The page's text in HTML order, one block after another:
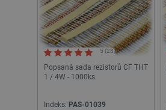
5 (28)
Popsaná sada rezistorů CF THT
1 / 4W - 1000ks.
Indeks: PAS-01039